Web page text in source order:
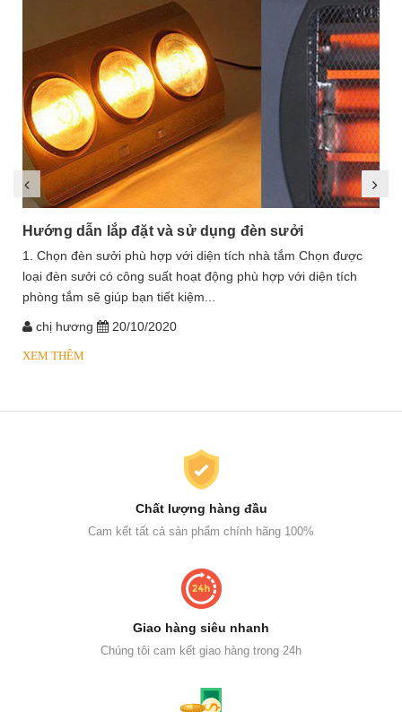
Hướng dẫn lắp đặt và sử dụng đèn sưởi
1. Chọn đèn sưởi phù hợp với diện tích nhà tắm Chọn được
loại đèn sưởi có công suất hoạt động phù hợp với diện tích
phòng tắm sẽ giúp bạn tiết kiệm...
chị hương 20/10/2020
XEM THÊM
Chất lượng hàng đầu
Cam kết tất cả sản phẩm chính hãng 100%
Giao hàng siêu nhanh
Chúng tôi cam kết giao hàng trong 24h